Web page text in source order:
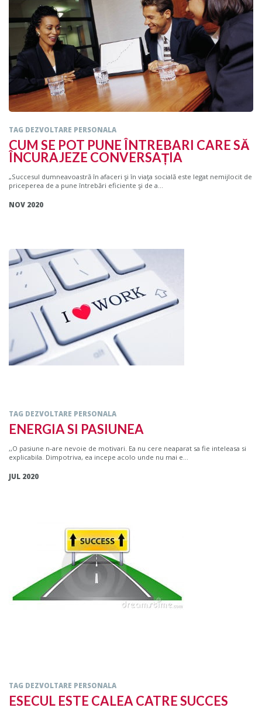
TAG DEZVOLTARE PERSONALA
CUM SE POT PUNE ÎNTREBARI CARE SĂ
ÎNCURAJEZE CONVERSAȚIA
„Succesul dumneavoastră în afaceri şi în viaţa socială este legat nemijlocit de
priceperea de a pune întrebări eficiente şi de a...
NOV 2020
TAG DEZVOLTARE PERSONALA
ENERGIA SI PASIUNEA
,,O pasiune n-are nevoie de motivari. Ea nu cere neaparat sa fie inteleasa si
explicabila. Dimpotriva, ea incepe acolo unde nu mai e...
JUL 2020
TAG DEZVOLTARE PERSONALA
ESECUL ESTE CALEA CATRE SUCCES